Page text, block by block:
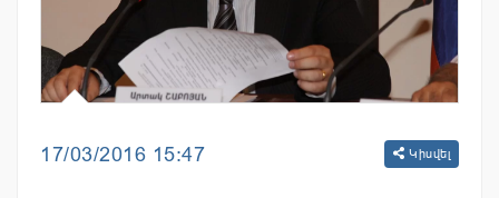
17/03/2016 15:47 Կիսվել